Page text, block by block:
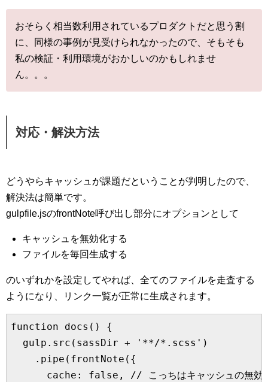
おそらく相当数利用されているプロダクトだと思う割
に、同様の事例が見受けられなかったので、そもそも
私の検証・利用環境がおかしいのかもしれませ
ん。。。
対応・解決方法
どうやらキャッシュが課題だということが判明したので、
解決法は簡単です。
gulpfile.jsのfrontNote呼び出し部分にオプションとして
キャッシュを無効化する
ファイルを毎回生成する
のいずれかを設定してやれば、全てのファイルを走査する
ようになり、リンク一覧が正常に生成されます。
function docs() {
  gulp.src(sassDir + '**/*.scss')
    .pipe(frontNote({
      cache: false, // こっちはキャッシュの無効